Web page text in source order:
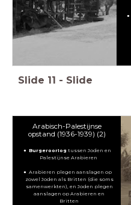
Slide 11 - Slide
Arabisch-Palestijnse
opstand (1936-1939) (2)
Burgeroorlog tussen Joden en
Palestijnse Arabieren
Arabieren plegen aanslagen op
zowel Joden als Britten (die soms
samenwerkten), en Joden plegen
aanslagen op Arabieren en
Britten